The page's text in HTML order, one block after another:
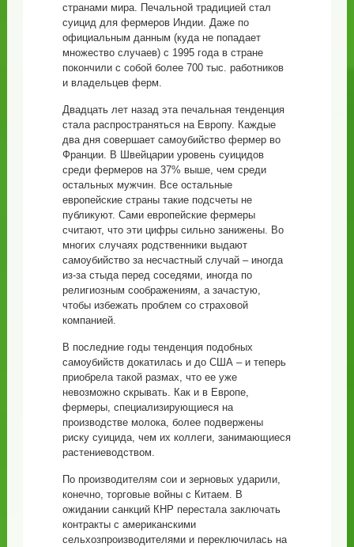
странами мира. Печальной традицией стал
суицид для фермеров Индии. Даже по
официальным данным (куда не попадает
множество случаев) с 1995 года в стране
покончили с собой более 700 тыс. работников
и владельцев ферм.
Двадцать лет назад эта печальная тенденция
стала распространяться на Европу. Каждые
два дня совершает самоубийство фермер во
Франции. В Швейцарии уровень суицидов
среди фермеров на 37% выше, чем среди
остальных мужчин. Все остальные
европейские страны такие подсчеты не
публикуют. Сами европейские фермеры
считают, что эти цифры сильно занижены. Во
многих случаях родственники выдают
самоубийство за несчастный случай – иногда
из-за стыда перед соседями, иногда по
религиозным соображениям, а зачастую,
чтобы избежать проблем со страховой
компанией.
В последние годы тенденция подобных
самоубийств докатилась и до США – и теперь
приобрела такой размах, что ее уже
невозможно скрывать. Как и в Европе,
фермеры, специализирующиеся на
производстве молока, более подвержены
риску суицида, чем их коллеги, занимающиеся
растениеводством.
По производителям сои и зерновых ударили,
конечно, торговые войны с Китаем. В
ожидании санкций КНР перестала заключать
контракты с американскими
сельхозпроизводителями и переключилась на